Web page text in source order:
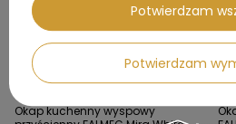
Okap kuchenny wyspowy
Potwierdzam
Potwierdzam